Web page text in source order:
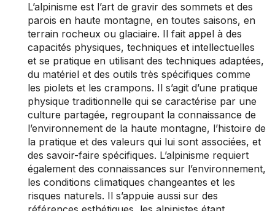
L’alpinisme est l’art de gravir des sommets et des
parois en haute montagne, en toutes saisons, en
terrain rocheux ou glaciaire. Il fait appel à des
capacités physiques, techniques et intellectuelles
et se pratique en utilisant des techniques adaptées,
du matériel et des outils très spécifiques comme
les piolets et les crampons. Il s’agit d’une pratique
physique traditionnelle qui se caractérise par une
culture partagée, regroupant la connaissance de
l’environnement de la haute montagne, l’histoire de
la pratique et des valeurs qui lui sont associées, et
des savoir-faire spécifiques. L’alpinisme requiert
également des connaissances sur l’environnement,
les conditions climatiques changeantes et les
risques naturels. Il s’appuie aussi sur des